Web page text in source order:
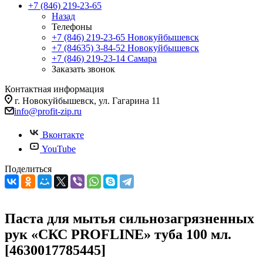
+7 (846) 219-23-65
Назад
Телефоны
+7 (846) 219-23-65 Новокуйбышевск
+7 (84635) 3-84-52 Новокуйбышевск
+7 (846) 219-23-14 Самара
Заказать звонок
Контактная информация
г. Новокуйбышевск, ул. Гагарина 11
info@profit-zip.ru
Вконтакте
YouTube
Поделиться
Паста для мытья сильнозагрязненных
рук «CКС PROFLINE» туба 100 мл.
[4630017785445]